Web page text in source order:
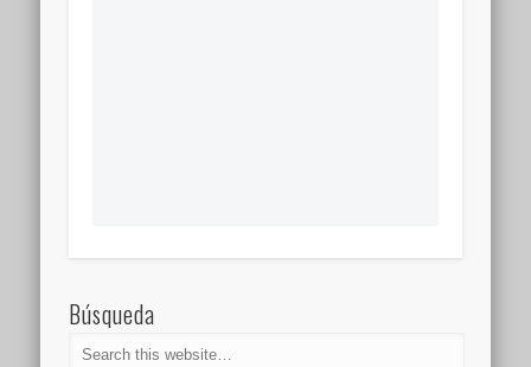
Búsqueda